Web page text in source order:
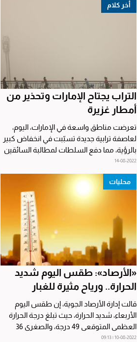
أخر كلام
التراب يجتاح الإمارات وتحذير من
أمطار غزيرة
تعرضت مناطق واسعة في الإمارات، اليوم،
لعاصفة ترابية جديدة تسبّبت في انخفاض كبير
بالرؤية، مما دفع السلطات لمطالبة السائقين
بتوخي الحذر...
14-08-2022
محليات
«الأرصاد»: طقس اليوم شديد
الحرارة.. ورياح مثيرة للغبار
قالت إدارة الأرصاد الجوية، إن طقس اليوم
الأربعاء، شديد الحرارة، حيث تبلغ درجة الحرارة
العظمى المتوقعى 49 درجة، والصغرى 36
درجة. وأشارت...
10-08-2022 | 09:13